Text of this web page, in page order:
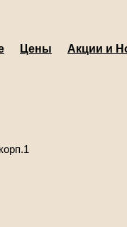
Цены Акции и